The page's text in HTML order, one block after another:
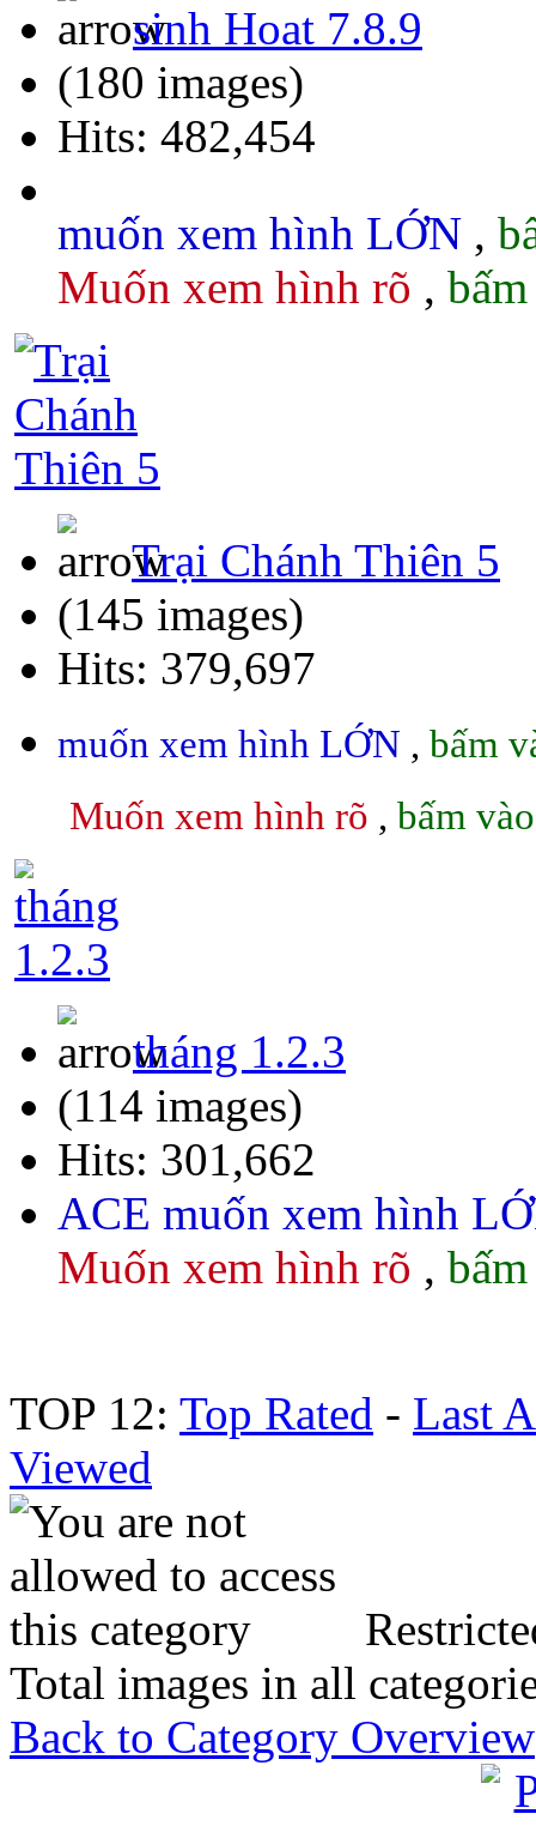
sinh Hoat 7.8.9
(180 images)
Hits: 482,454
muốn xem hình LỚN ,
Muốn xem hình rõ ,
Trại Chánh Thiên 5
(145 images)
Hits: 379,697
muốn xem hình LỚN , bấm
Muốn xem hình rõ , bấm
tháng 1.2.3
(114 images)
Hits: 301,662
ACE muốn xem hình
Muốn xem hình rõ ,
TOP 12: Top Rated - Last
Viewed
Total images in all
Back to Category Overview